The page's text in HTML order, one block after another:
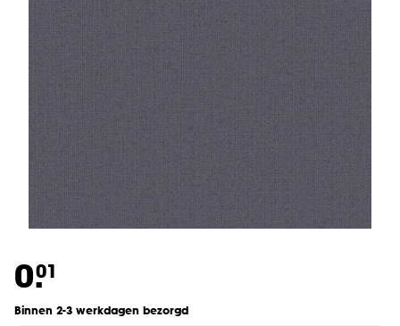
0.01
Binnen 2-3 werkdagen bezorgd